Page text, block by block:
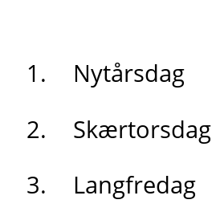
Nytårsdag
Skærtorsdag
Langfredag